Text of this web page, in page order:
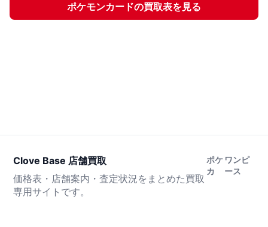
ポケモンカードの買取表を見る
Clove Base 店舗買取
価格表・店舗案内・査定状況をまとめた買取
専用サイトです。
ポケ
カ
ワンピ
ース